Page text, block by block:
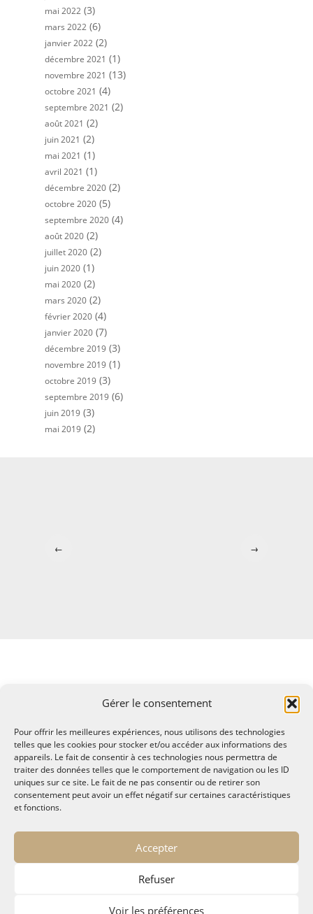
Gérer le consentement
Pour offrir les meilleures expériences, nous utilisons des technologies
telles que les cookies pour stocker et/ou accéder aux informations des
appareils. Le fait de consentir à ces technologies nous permettra de
traiter des données telles que le comportement de navigation ou les ID
uniques sur ce site. Le fait de ne pas consentir ou de retirer son
consentement peut avoir un effet négatif sur certaines caractéristiques
et fonctions.
Accepter
Refuser
Voir les préférences
mai 2022 (3)
mars 2022 (6)
janvier 2022 (2)
décembre 2021 (1)
novembre 2021 (13)
octobre 2021 (4)
septembre 2021 (2)
août 2021 (2)
juin 2021 (2)
mai 2021 (1)
avril 2021 (1)
décembre 2020 (2)
octobre 2020 (5)
septembre 2020 (4)
août 2020 (2)
juillet 2020 (2)
juin 2020 (1)
mai 2020 (2)
mars 2020 (2)
février 2020 (4)
janvier 2020 (7)
décembre 2019 (3)
novembre 2019 (1)
octobre 2019 (3)
septembre 2019 (6)
juin 2019 (3)
mai 2019 (2)
← →
© MALTAE, Mémoire A Lire, Territoire A l'Ecoute / 1995-
2025
32, chemin Saint Lazare - Hyères 83400
maltae2(arobase)gmail.com